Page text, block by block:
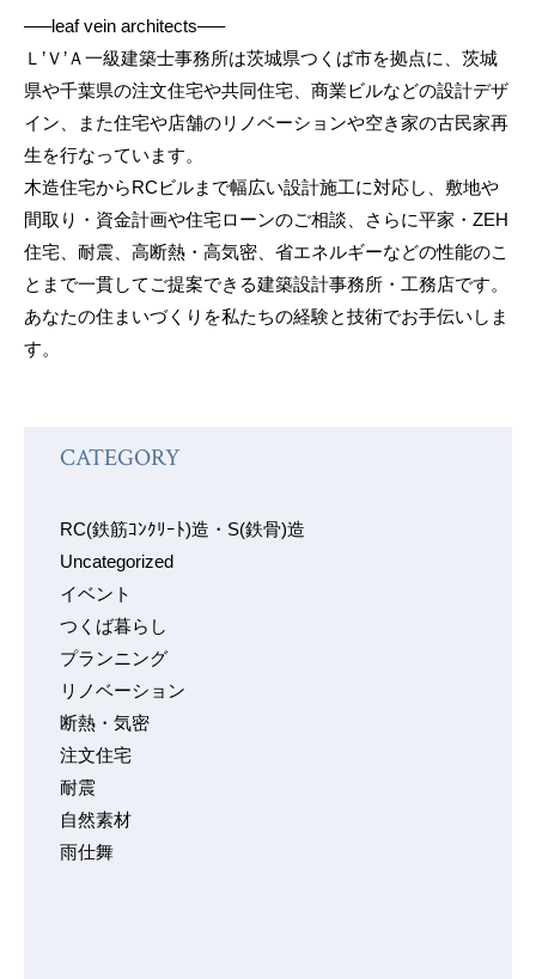
—–leaf vein architects—–
Ｌ’Ｖ’Ａ一級建築士事務所は茨城県つくば市を拠点に、茨城
県や千葉県の注文住宅や共同住宅、商業ビルなどの設計デザ
イン、また住宅や店舗のリノベーションや空き家の古民家再
生を行なっています。
木造住宅からRCビルまで幅広い設計施工に対応し、敷地や
間取り・資金計画や住宅ローンのご相談、さらに平家・ZEH
住宅、耐震、高断熱・高気密、省エネルギーなどの性能のこ
とまで一貫してご提案できる建築設計事務所・工務店です。
あなたの住まいづくりを私たちの経験と技術でお手伝いしま
す。
CATEGORY
RC(鉄筋ｺﾝｸﾘｰﾄ)造・S(鉄骨)造
Uncategorized
イベント
つくば暮らし
プランニング
リノベーション
断熱・気密
注文住宅
耐震
自然素材
雨仕舞